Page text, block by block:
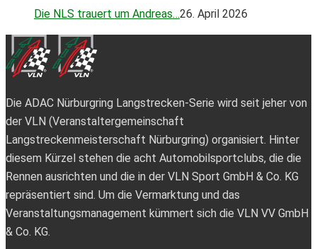
Die NLS trauert um Andreas…26. April 2026
Die ADAC Nürburgring Langstrecken-Serie wird seit jeher von
der VLN (Veranstaltergemeinschaft
Langstreckenmeisterschaft Nürburgring) organisiert. Hinter
diesem Kürzel stehen die acht Automobilsportclubs, die die
Rennen ausrichten und die in der VLN Sport GmbH & Co. KG
repräsentiert sind. Um die Vermarktung und das
Veranstaltungsmanagement kümmert sich die VLN VV GmbH
& Co. KG.